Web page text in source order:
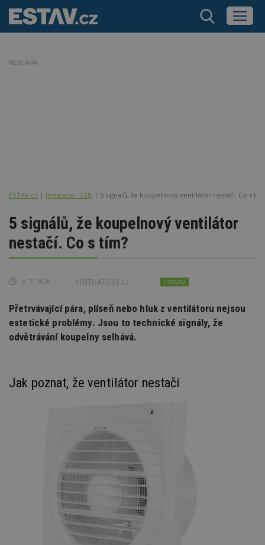
REKLAMA
ESTAV.cz Instalace - TZB 5 signálů, že koupelnový ventilátor nestačí. Co s
5 signálů, že koupelnový ventilátor
nestačí. Co s tím?
8. 7. 2026 VENTILÁTORY.cz FIREMNÍ
Přetrvávající pára, plíseň nebo hluk z ventilátoru nejsou
estetické problémy. Jsou to technické signály, že
odvětrávání koupelny selhává.
Jak poznat, že ventilátor nestačí